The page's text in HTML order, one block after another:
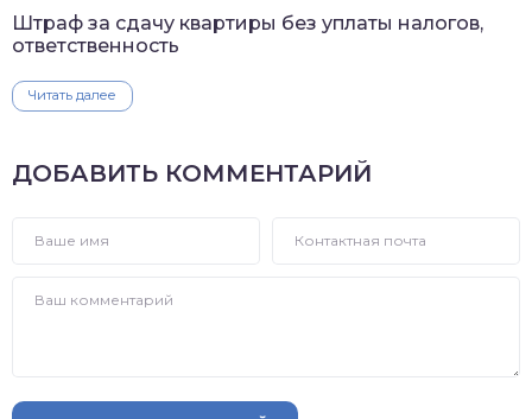
Штраф за сдачу квартиры без уплаты налогов,
ответственность
Читать далее
ДОБАВИТЬ КОММЕНТАРИЙ